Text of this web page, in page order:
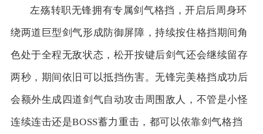
左殇转职无锋拥有专属剑气格挡，开启后周身环
绕两道巨型剑气形成防御屏障，持续按住格挡期间角
色处于全程无敌状态，松开按键后剑气还会继续留存
两秒，期间依旧可以抵挡伤害。无锋完美格挡成功后
会额外生成四道剑气自动攻击周围敌人，不管是小怪
连续连击还是BOSS蓄力重击，都可以依靠剑气格挡